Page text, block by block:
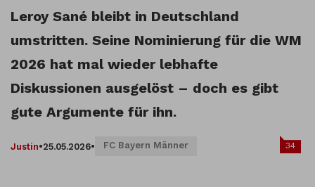
Leroy Sané bleibt in Deutschland
umstritten. Seine Nominierung für die WM
2026 hat mal wieder lebhafte
Diskussionen ausgelöst – doch es gibt
gute Argumente für ihn.
Justin•25.05.2026• FC Bayern Männer 34